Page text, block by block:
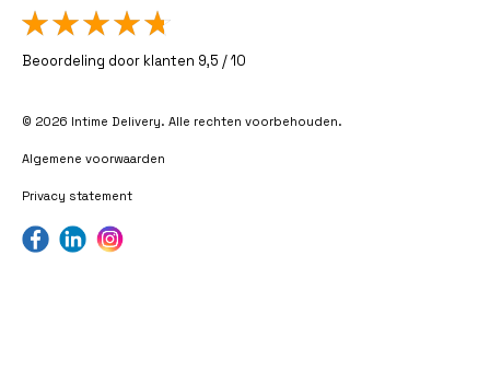
Beoordeling door klanten 9,5 / 10
© 2026 Intime Delivery. Alle rechten voorbehouden.
Algemene voorwaarden
Privacy statement